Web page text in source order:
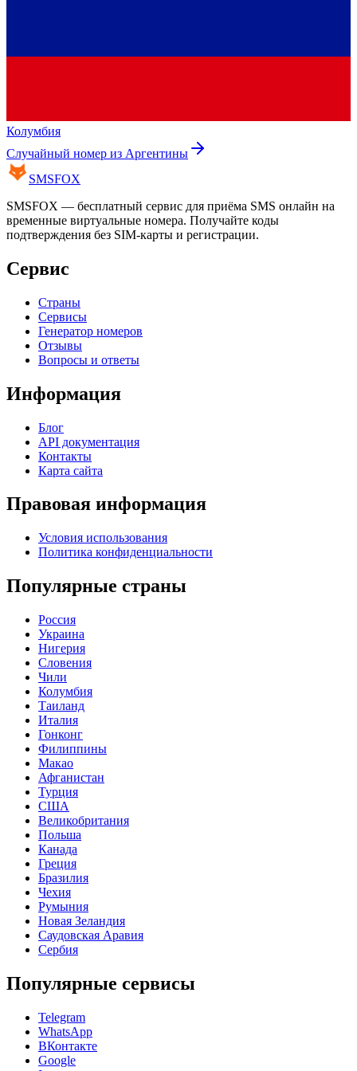
Колумбия
Случайный номер из Аргентины
SMSFOX
SMSFOX — бесплатный сервис для приёма SMS онлайн на
временные виртуальные номера. Получайте коды
подтверждения без SIM-карты и регистрации.
Сервис
Страны
Сервисы
Генератор номеров
Отзывы
Вопросы и ответы
Информация
Блог
API документация
Контакты
Карта сайта
Правовая информация
Условия использования
Политика конфиденциальности
Популярные страны
Россия
Украина
Нигерия
Словения
Чили
Колумбия
Таиланд
Италия
Гонконг
Филиппины
Макао
Афганистан
Турция
США
Великобритания
Польша
Канада
Греция
Бразилия
Чехия
Румыния
Новая Зеландия
Саудовская Аравия
Сербия
Популярные сервисы
Telegram
WhatsApp
ВКонтакте
Google